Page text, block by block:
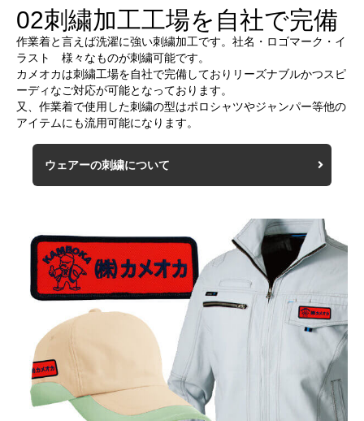
02刺繍加工工場を自社で完備
作業着と言えば洗濯に強い刺繍加工です。社名・ロゴマーク・イ
ラスト 様々なものが刺繍可能です。
カメオカは刺繍工場を自社で完備しておりリーズナブルかつスピ
ーディなご対応が可能となっております。
又、作業着で使用した刺繍の型はポロシャツやジャンパー等他の
アイテムにも流用可能になります。
ウェアーの刺繍について